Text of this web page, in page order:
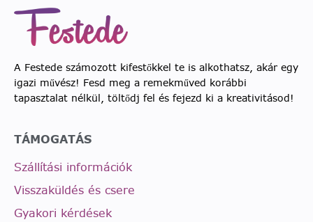
A Festede számozott kifestőkkel te is alkothatsz, akár egy
igazi művész! Fesd meg a remekműved korábbi
tapasztalat nélkül, töltődj fel és fejezd ki a kreativitásod!
TÁMOGATÁS
Szállítási információk
Visszaküldés és csere
Gyakori kérdések